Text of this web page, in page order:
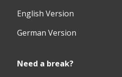
English Version
German Version
Need a break?